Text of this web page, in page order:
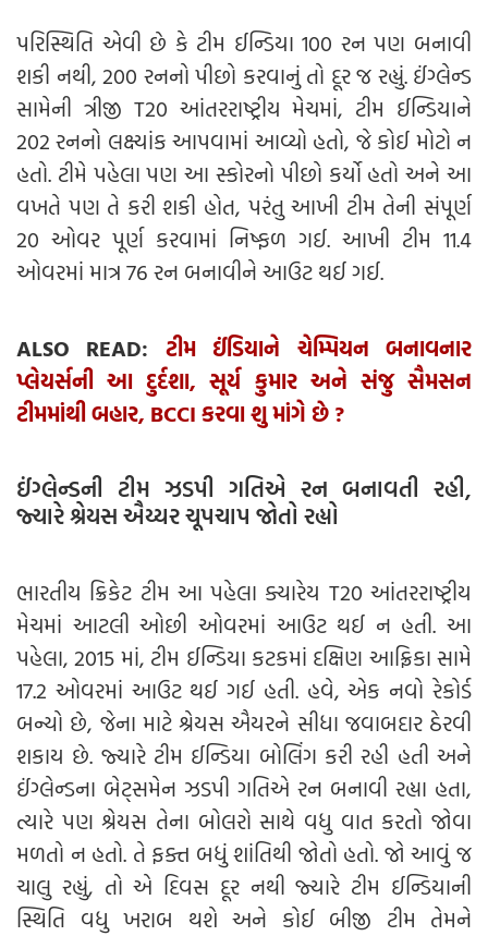
પરિસ્થિતિ એવી છે કે ટીમ ઈન્ડિયા 100 રન પણ બનાવી
શકી નથી, 200 રનનો પીછો કરવાનું તો દૂર જ રહ્યું. ઈંગ્લેન્ડ
સામેની ત્રીજી T20 આંતરરાષ્ટ્રીય મેચમાં, ટીમ ઈન્ડિયાને
202 રનનો લક્ષ્યાંક આપવામાં આવ્યો હતો, જે કોઈ મોટો ન
હતો. ટીમે પહેલા પણ આ સ્કોરનો પીછો કર્યો હતો અને આ
વખતે પણ તે કરી શકી હોત, પરંતુ આખી ટીમ તેની સંપૂર્ણ
20 ઓવર પૂર્ણ કરવામાં નિષ્ફળ ગઈ. આખી ટીમ 11.4
ઓવરમાં માત્ર 76 રન બનાવીને આઉટ થઈ ગઈ.
ALSO READ: ટીમ ઈંડિયાને ચેમ્પિયન બનાવનાર
પ્લેયર્સની આ દુર્દશા, સૂર્ય કુમાર અને સંજુ સૈમસન
ટીમમાંથી બહાર, BCCI કરવા શુ માંગે છે ?
ઈંગ્લેન્ડની ટીમ ઝડપી ગતિએ રન બનાવતી રહી,
જ્યારે શ્રેયસ ઐય્યર ચૂપચાપ જોતો રહ્યો
ભારતીય ક્રિકેટ ટીમ આ પહેલા ક્યારેય T20 આંતરરાષ્ટ્રીય
મેચમાં આટલી ઓછી ઓવરમાં આઉટ થઈ ન હતી. આ
પહેલા, 2015 માં, ટીમ ઈન્ડિયા કટકમાં દક્ષિણ આફ્રિકા સામે
17.2 ઓવરમાં આઉટ થઈ ગઈ હતી. હવે, એક નવો રેકોર્ડ
બન્યો છે, જેના માટે શ્રેયસ ઐયરને સીધા જવાબદાર ઠેરવી
શકાય છે. જ્યારે ટીમ ઈન્ડિયા બોલિંગ કરી રહી હતી અને
ઈંગ્લેન્ડના બેટ્સમેન ઝડપી ગતિએ રન બનાવી રહ્યા હતા,
ત્યારે પણ શ્રેયસ તેના બોલરો સાથે વધુ વાત કરતો જોવા
મળતો ન હતો. તે ફક્ત બધું શાંતિથી જોતો હતો. જો આવું જ
ચાલુ રહ્યું, તો એ દિવસ દૂર નથી જ્યારે ટીમ ઈન્ડિયાની
સ્થિતિ વધુ ખરાબ થશે અને કોઈ બીજી ટીમ તેમને